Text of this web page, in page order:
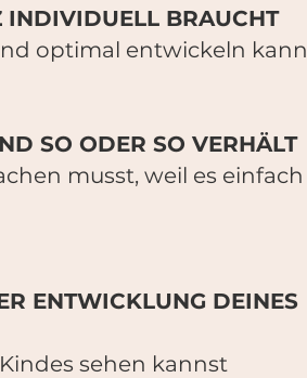
INDIVIDUELL BRAUCHT
optimal entwickeln kann
SO ODER SO VERHÄLT
musst, weil es einfach
ENTWICKLUNG DEINES
sehen kannst